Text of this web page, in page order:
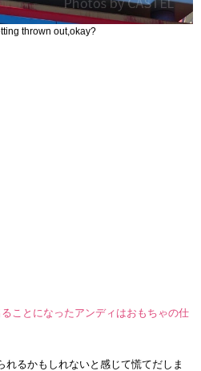
thrown out,okay?
ことになったアンディはおもちゃの仕
れるかもしれないと感じて慌てだしま